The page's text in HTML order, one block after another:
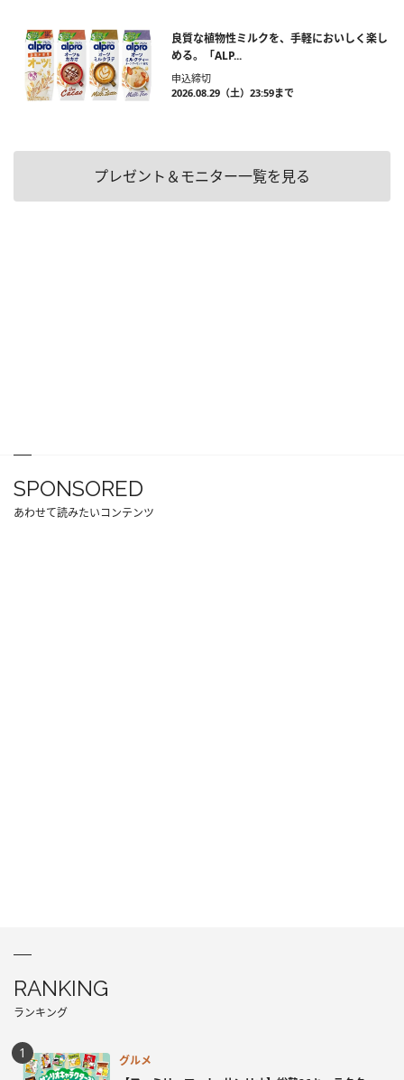
良質な植物性ミルクを、手軽においしく楽し
める。「ALP...
申込締切
2026.08.29（土）23:59まで
プレゼント＆モニター一覧を見る
SPONSORED
あわせて読みたいコンテンツ
RANKING
ランキング
グルメ